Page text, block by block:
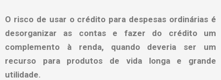
O risco de usar o crédito para despesas ordinárias é
desorganizar as contas e fazer do crédito um
complemento à renda, quando deveria ser um
recurso para produtos de vida longa e grande
utilidade.